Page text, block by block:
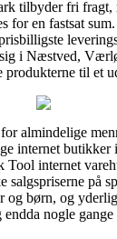
tilbyder fri fragt,
for en fastsat
i Næstved,
produkterne til et
almindelige
internet butikker
Tool internet
salgspriserne på
og børn, og
nogle